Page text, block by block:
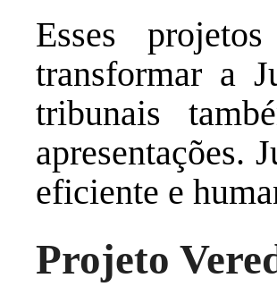
Esses
transformar a
tribunais
apresentações.
eficiente e
Projeto